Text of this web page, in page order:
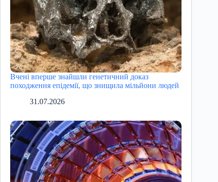
Вчені вперше знайшли генетичний доказ
походження епідемії, що знищила мільйони людей
31.07.2026